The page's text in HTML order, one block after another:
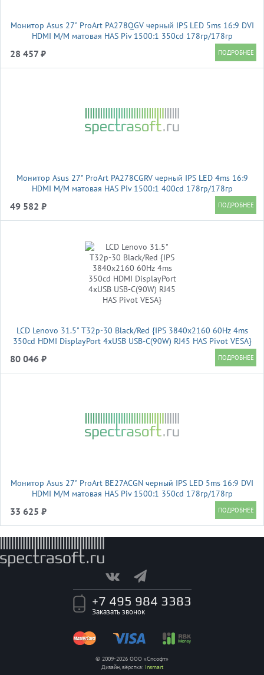
Монитор Asus 27" ProArt PA278QGV черный IPS LED 5ms 16:9 DVI
HDMI M/M матовая HAS Piv 1500:1 350cd 178гр/178гр
28 457 ₽
Монитор Asus 27" ProArt PA278CGRV черный IPS LED 4ms 16:9
HDMI M/M матовая HAS Piv 1500:1 400cd 178гр/178гр
49 582 ₽
LCD Lenovo 31.5" T32p-30 Black/Red {IPS 3840x2160 60Hz 4ms
350cd HDMI DisplayPort 4xUSB USB-C(90W) RJ45 HAS Pivot VESA}
80 046 ₽
Монитор Asus 27" ProArt BE27ACGN черный IPS LED 5ms 16:9 DVI
HDMI M/M матовая HAS Piv 1500:1 350cd 178гр/178гр
33 625 ₽
+7 495 984 3383
Заказать звонок
© 2009-2026 ООО «Спсофт»
Дизайн, вёрстка: Insmart